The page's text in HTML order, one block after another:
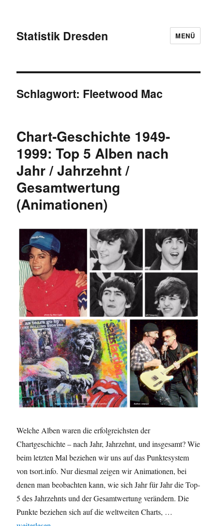
Statistik Dresden MENÜ
Schlagwort: Fleetwood Mac
Chart-Geschichte 1949-
1999: Top 5 Alben nach
Jahr / Jahrzehnt /
Gesamtwertung
(Animationen)
Welche Alben waren die erfolgreichsten der
Chartgeschichte – nach Jahr, Jahrzehnt, und insgesamt? Wie
beim letzten Mal beziehen wir uns auf das Punktesystem
von tsort.info. Nur diesmal zeigen wir Animationen, bei
denen man beobachten kann, wie sich Jahr für Jahr die Top-
5 des Jahrzehnts und der Gesamtwertung verändern. Die
Punkte beziehen sich auf die weltweiten Charts, …